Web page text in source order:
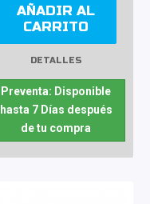
AÑADIR AL
CARRITO
DETALLES
Preventa: Disponible
hasta 7 Días después
de tu compra